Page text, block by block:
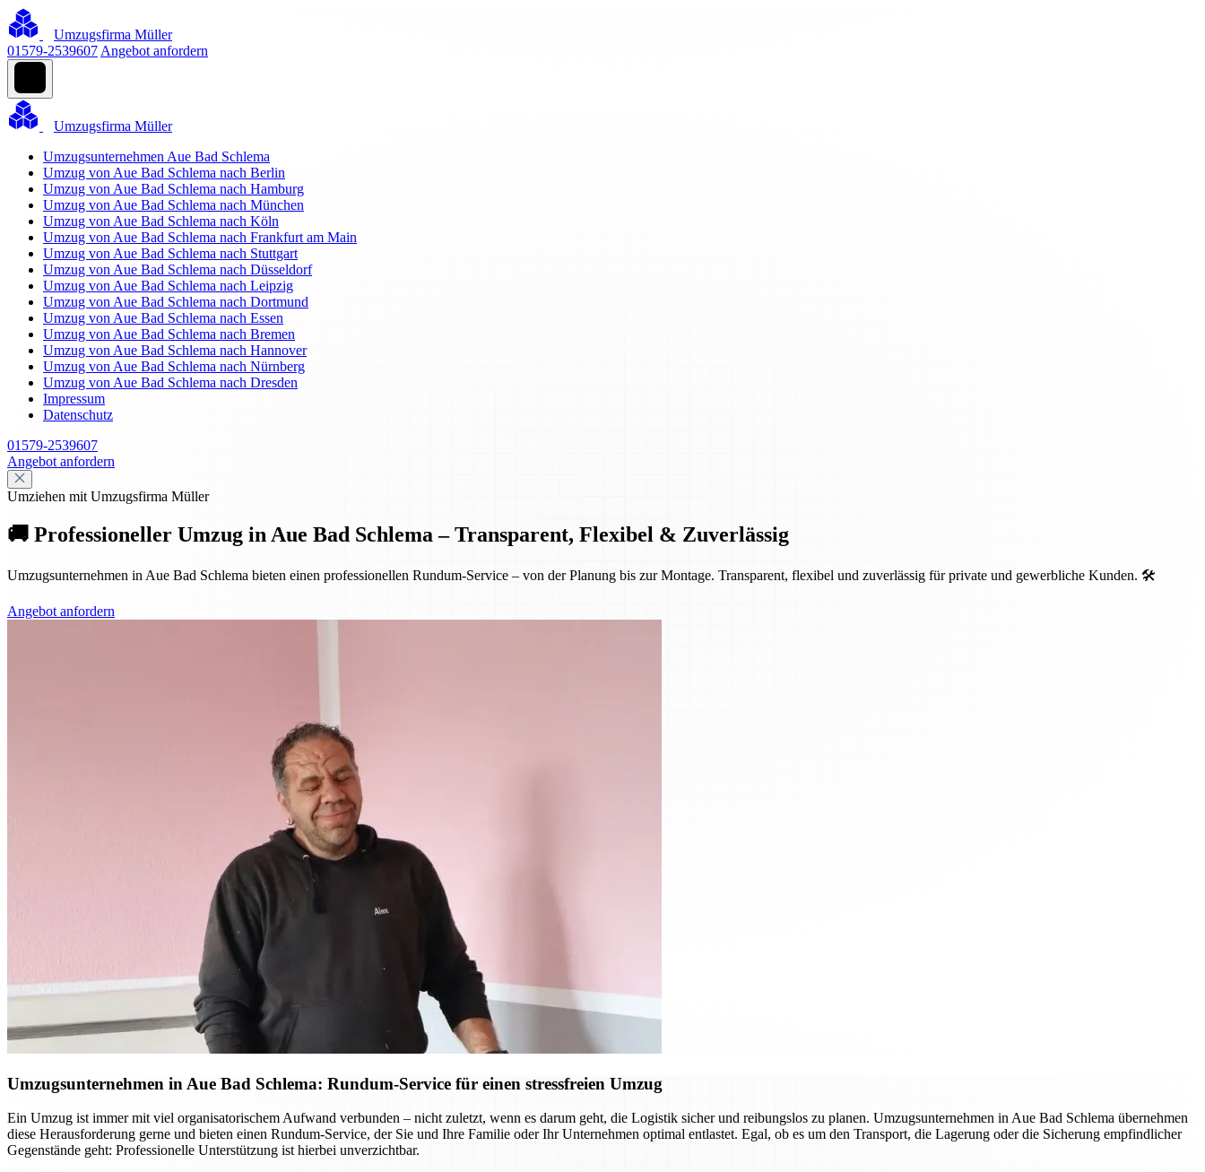
Umzugsfirma Müller
01579-2539607 Angebot anfordern
Umzugsfirma Müller
Umzugsunternehmen Aue Bad Schlema
Umzug von Aue Bad Schlema nach Berlin
Umzug von Aue Bad Schlema nach Hamburg
Umzug von Aue Bad Schlema nach München
Umzug von Aue Bad Schlema nach Köln
Umzug von Aue Bad Schlema nach Frankfurt am Main
Umzug von Aue Bad Schlema nach Stuttgart
Umzug von Aue Bad Schlema nach Düsseldorf
Umzug von Aue Bad Schlema nach Leipzig
Umzug von Aue Bad Schlema nach Dortmund
Umzug von Aue Bad Schlema nach Essen
Umzug von Aue Bad Schlema nach Bremen
Umzug von Aue Bad Schlema nach Hannover
Umzug von Aue Bad Schlema nach Nürnberg
Umzug von Aue Bad Schlema nach Dresden
Impressum
Datenschutz
01579-2539607
Angebot anfordern
Umziehen mit Umzugsfirma Müller
🚚 Professioneller Umzug in Aue Bad Schlema – Transparent, Flexibel & Zuverlässig
Umzugsunternehmen in Aue Bad Schlema bieten einen professionellen Rundum-Service – von der Planung bis zur Montage. Transparent, flexibel und zuverlässig für private und gewerbliche Kunden. 🛠️
Angebot anfordern
Umzugsunternehmen in Aue Bad Schlema: Rundum-Service für einen stressfreien Umzug
Ein Umzug ist immer mit viel organisatorischem Aufwand verbunden – nicht zuletzt, wenn es darum geht, die Logistik sicher und reibungslos zu planen. Umzugsunternehmen in Aue Bad Schlema übernehmen
diese Herausforderung gerne und bieten einen Rundum-Service, der Sie und Ihre Familie oder Ihr Unternehmen optimal entlastet. Egal, ob es um den Transport, die Lagerung oder die Sicherung empfindlicher
Gegenstände geht: Professionelle Unterstützung ist hierbei unverzichtbar.